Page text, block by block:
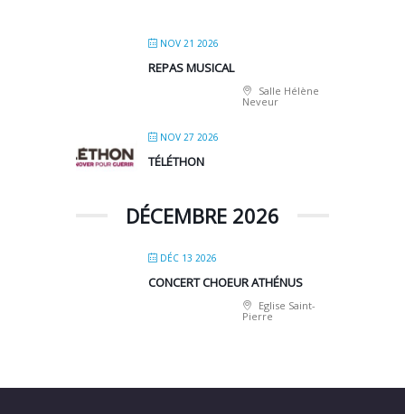
NOV 21 2026
REPAS MUSICAL
Salle Hélène
Neveur
NOV 27 2026
TÉLÉTHON
DÉCEMBRE 2026
DÉC 13 2026
CONCERT CHOEUR ATHÉNUS
Eglise Saint-
Pierre